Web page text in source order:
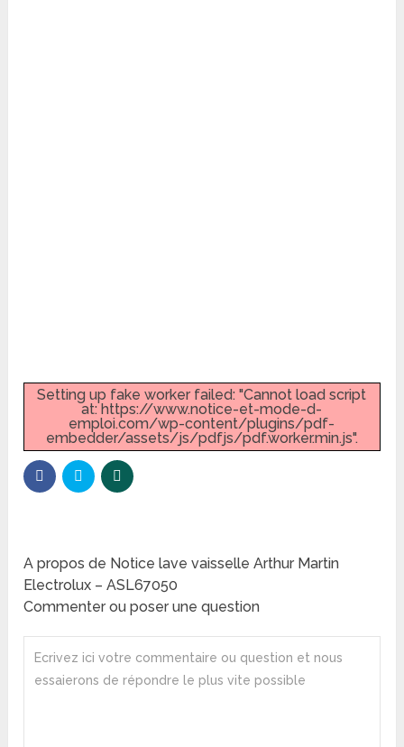
Setting up fake worker failed: "Cannot load script
at: https://www.notice-et-mode-d-
emploi.com/wp-content/plugins/pdf-
embedder/assets/js/pdfjs/pdf.worker.min.js".
A propos de Notice lave vaisselle Arthur Martin
Electrolux – ASL67050
Commenter ou poser une question